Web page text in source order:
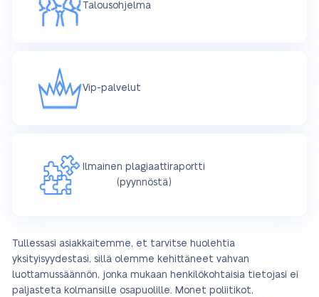
Talousohjelma
Vip-palvelut
Ilmainen plagiaattiraportti
(pyynnöstä)
Tullessasi asiakkaitemme, et tarvitse huolehtia
yksityisyydestasi, sillä olemme kehittäneet vahvan
luottamussäännön, jonka mukaan henkilökohtaisia tietojasi ei
paljasteta kolmansille osapuolille. Monet poliitikot,